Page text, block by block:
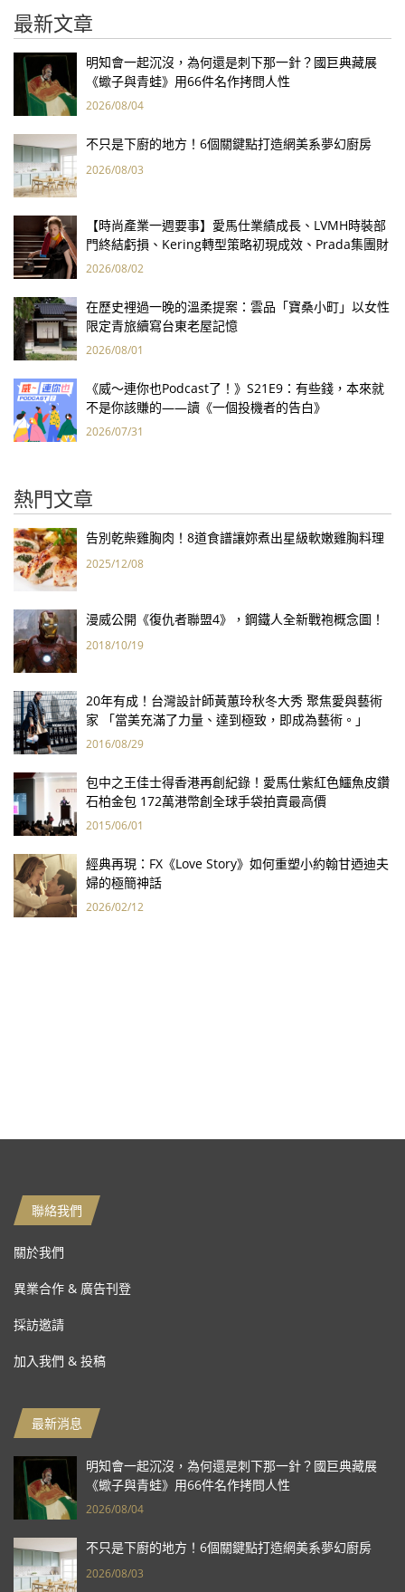
最新文章
明知會一起沉沒，為何還是刺下那一針？國巨典藏展
《蠍子與青蛙》用66件名作拷問人性
2026/08/04
不只是下廚的地方！6個關鍵點打造網美系夢幻廚房
2026/08/03
【時尚產業一週要事】愛馬仕業績成長、LVMH時裝部
門終結虧損、Kering轉型策略初現成效、Prada集團財
報亮眼
2026/08/02
在歷史裡過一晚的溫柔提案：雲品「寶桑小町」以女性
限定青旅續寫台東老屋記憶
2026/08/01
《威～連你也Podcast了！》S21E9：有些錢，本來就
不是你該賺的——讀《一個投機者的告白》
2026/07/31
熱門文章
告別乾柴雞胸肉！8道食譜讓妳煮出星級軟嫩雞胸料理
2025/12/08
漫威公開《復仇者聯盟4》，鋼鐵人全新戰袍概念圖！
2018/10/19
20年有成！台灣設計師黃蕙玲秋冬大秀 聚焦愛與藝術
家 「當美充滿了力量、達到極致，即成為藝術。」
2016/08/29
包中之王佳士得香港再創紀錄！愛馬仕紫紅色鱷魚皮鑽
石柏金包 172萬港幣創全球手袋拍賣最高價
2015/06/01
經典再現：FX《Love Story》如何重塑小約翰甘迺迪夫
婦的極簡神話
2026/02/12
聯絡我們
關於我們
異業合作 & 廣告刊登
採訪邀請
加入我們 & 投稿
最新消息
明知會一起沉沒，為何還是刺下那一針？國巨典藏展
《蠍子與青蛙》用66件名作拷問人性
2026/08/04
不只是下廚的地方！6個關鍵點打造網美系夢幻廚房
2026/08/03